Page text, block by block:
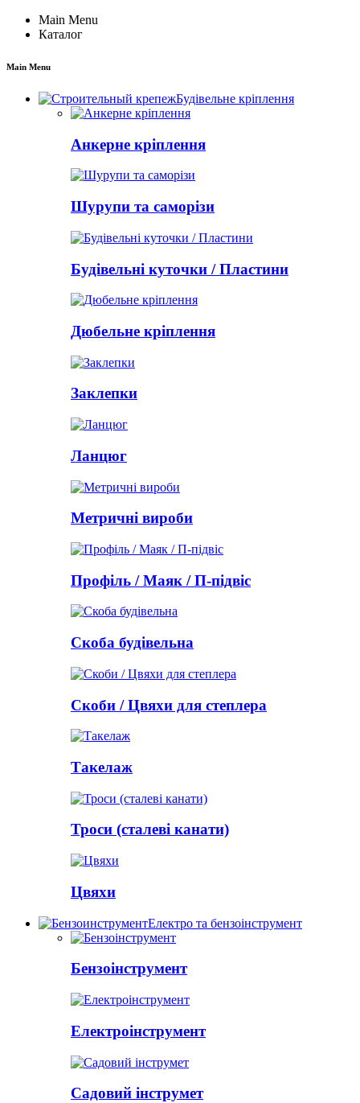
Main Menu
Каталог
Main Menu
Будівельне кріплення
Анкерне кріплення
Шурупи та саморізи
Будівельні куточки / Пластини
Дюбельне кріплення
Заклепки
Ланцюг
Метричні вироби
Профіль / Маяк / П-підвіс
Скоба будівельна
Скоби / Цвяхи для степлера
Такелаж
Троси (сталеві канати)
Цвяхи
Електро та бензоінструмент
Бензоінструмент
Електроінструмент
Садовий інструмет